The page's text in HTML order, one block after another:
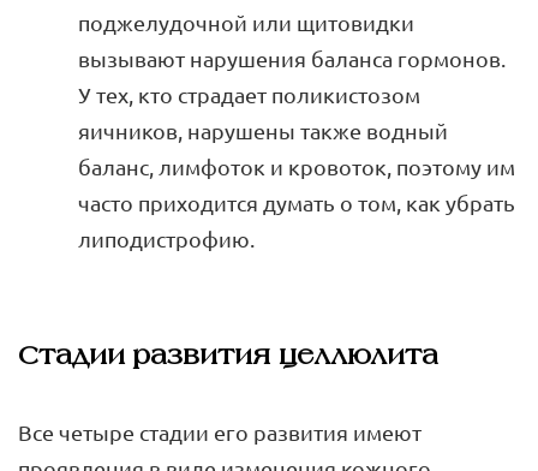
поджелудочной или щитовидки
вызывают нарушения баланса гормонов.
У тех, кто страдает поликистозом
яичников, нарушены также водный
баланс, лимфоток и кровоток, поэтому им
часто приходится думать о том, как убрать
липодистрофию.
Стадии развития целлюлита
Все четыре стадии его развития имеют